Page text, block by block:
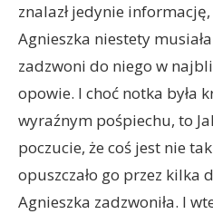
znalazł jedynie
Agnieszka niestety
zadzwoni do niego w
opowie. I choć notka była
wyraźnym pośpiechu, to
poczucie, że coś jest nie
opuszczało go przez kilka
Agnieszka zadzwoniła. I